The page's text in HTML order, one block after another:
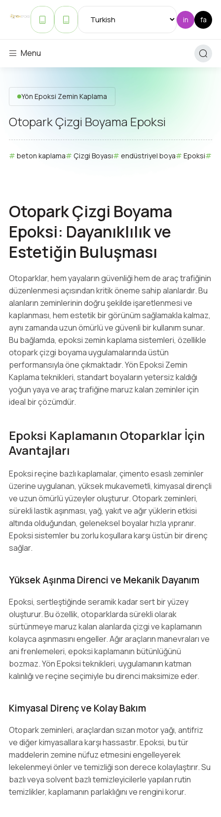
Menu
Yön Epoksi Zemin Kaplama
Otopark Çizgi Boyama Epoksi
beton kaplama Çizgi Boyası endüstriyel boya Epoksi
Otopark Çizgi Boyama
Epoksi: Dayanıklılık ve
Estetiğin Buluşması
Otoparklar, hem yayaların güvenliği hem de araç trafiğinin
düzenlenmesi açısından kritik öneme sahip alanlardır. Bu
alanların zeminlerinin doğru şekilde işaretlenmesi ve
kaplanması, hem estetik bir görünüm sağlamakla kalmaz,
aynı zamanda uzun ömürlü ve güvenli bir kullanım sunar.
Bu bağlamda, epoksi zemin kaplama sistemleri, özellikle
otopark çizgi boyama uygulamalarında üstün
performansıyla öne çıkmaktadır. Yön Epoksi Zemin
Kaplama teknikleri, standart boyaların yetersiz kaldığı
yoğun yaya ve araç trafiğine maruz kalan zeminler için
ideal bir çözümdür.
Epoksi Kaplamanın Otoparklar İçin
Avantajları
Epoksi reçine bazlı kaplamalar, çimento esaslı zeminler
üzerine uygulanan, yüksek mukavemetli, kimyasal dirençli
ve uzun ömürlü yüzeyler oluşturur. Otopark zeminleri,
sürekli lastik aşınması, yağ, yakıt ve ağır yüklerin etkisi
altında olduğundan, geleneksel boyalar hızla yıpranır.
Epoksi sistemler bu zorlu koşullara karşı üstün bir direnç
sağlar.
Yüksek Aşınma Direnci ve Mekanik Dayanım
Epoksi, sertleştiğinde seramik kadar sert bir yüzey
oluşturur. Bu özellik, otoparklarda sürekli olarak
sürtünmeye maruz kalan alanlarda çizgi ve kaplamanın
kolayca aşınmasını engeller. Ağır araçların manevraları ve
ani frenlemeleri, epoksi kaplamanın bütünlüğünü
bozmaz. Yön Epoksi teknikleri, uygulamanın katman
kalınlığı ve reçine seçimiyle bu direnci maksimize eder.
Kimyasal Direnç ve Kolay Bakım
Otopark zeminleri, araçlardan sızan motor yağı, antifriz
ve diğer kimyasallara karşı hassastır. Epoksi, bu tür
maddelerin zemine nüfuz etmesini engelleyerek
lekelenmeyi önler ve temizliği son derece kolaylaştırır. Su
bazlı veya solvent bazlı temizleyicilerle yapılan rutin
temizlikler, kaplamanın parlaklığını ve rengini korur.